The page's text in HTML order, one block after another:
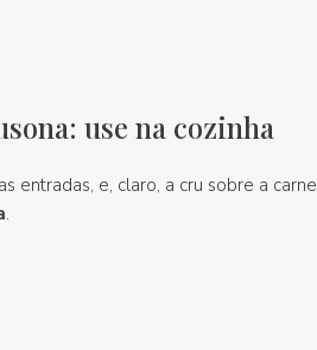
use na cozinha
entradas, e, claro, a cru sobre a carne
.